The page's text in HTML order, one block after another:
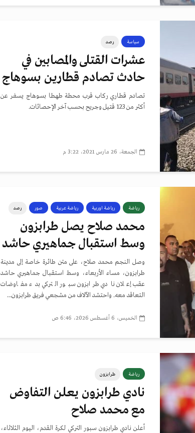
سياسة رصد
عشرات القتلى والمصابين في
حادث تصادم قطارين بسوهاج
تصادم قطاري ركاب قرب محطة طهطا بسوهاج يسفر عن
أكثر من 123 قتيل وجريح بحسب آخر الإحصائات.
الجمعة، 26 مارس 2021، 3:22 م
رياضة رياضة اوربية رياضة عربية صور رصد
محمد صلاح يصل طرابزون
وسط استقبال جماهيري حاشد
وصل النجم محمد صلاح، على متن طائرة خاصة إلى مدينة
طرابزون، مساء الأربعاء، وسط استقبال جماهيري حاشد
عقب إعلان نادي طرابزون سبور التركي بدء مفاوضات
التعاقد معه. واحتشد الآلاف من مشجعي فريق طرابزون...
الخميس، 6 أغسطس 2026، 6:46 ص
رياضة طرابزون
نادي طرابزون يعلن التفاوض
مع محمد صلاح
أعلن نادي طرابزون سبور التركي لكرة القدم، اليوم الثلاثاء،